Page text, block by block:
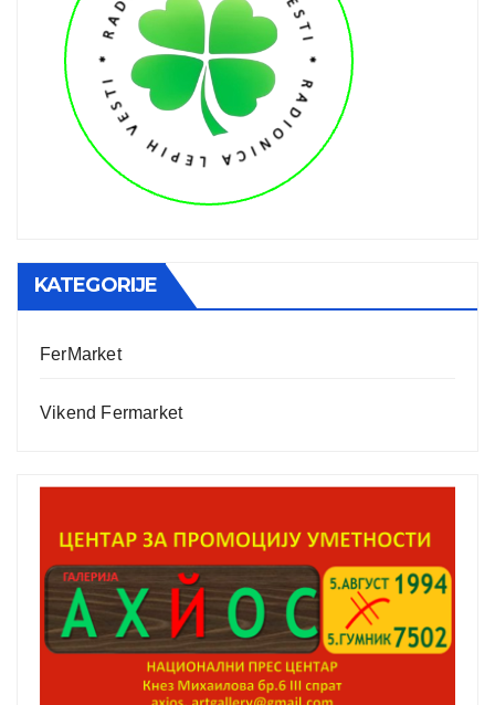
KATEGORIJE
FerMarket
Vikend Fermarket